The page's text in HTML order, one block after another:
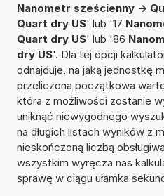
Nanometr sześcienny ->
Quart dry US' lub '17
Quart dry US' lub '86
dry US'. Dla tej opcji
odnajduje, na jaką jednostkę
przeliczona początkowa
która z możliwości zostanie
uniknąć niewygodnego
na długich listach wyników z
nieskończoną liczbą
wszystkim wyręcza nas
sprawę w ciągu ułamka